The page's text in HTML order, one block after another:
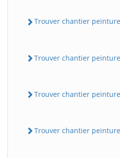
Trouver chantier peinture
Trouver chantier peinture
Trouver chantier peinture
Trouver chantier peinture